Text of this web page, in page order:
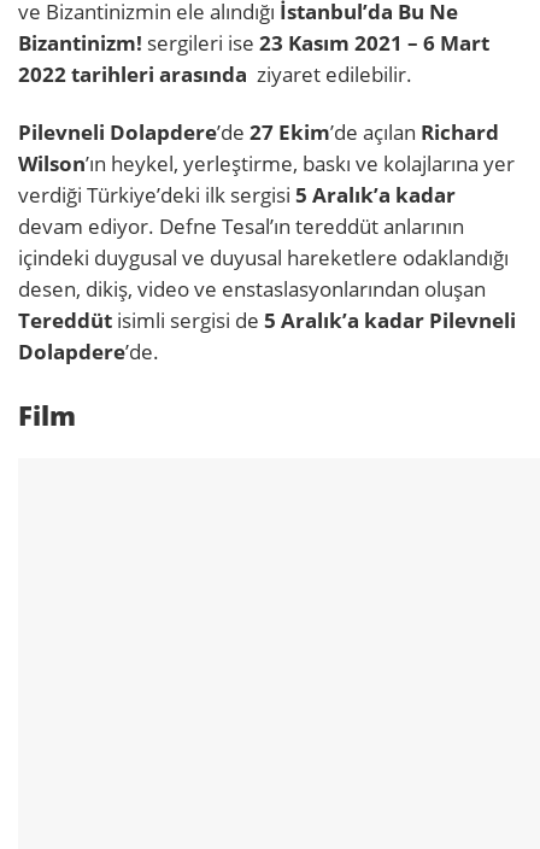
ve Bizantinizmin ele alındığı İstanbul’da Bu Ne
Bizantinizm! sergileri ise 23 Kasım 2021 – 6 Mart
2022 tarihleri arasında ziyaret edilebilir.
Pilevneli Dolapdere’de 27 Ekim’de açılan Richard
Wilson’ın heykel, yerleştirme, baskı ve kolajlarına yer
verdiği Türkiye’deki ilk sergisi 5 Aralık’a kadar
devam ediyor. Defne Tesal’ın tereddüt anlarının
içindeki duygusal ve duyusal hareketlere odaklandığı
desen, dikiş, video ve enstaslasyonlarından oluşan
Tereddüt isimli sergisi de 5 Aralık’a kadar Pilevneli
Dolapdere’de.
Film